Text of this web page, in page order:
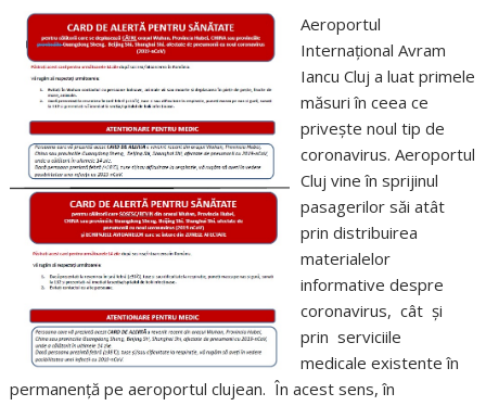
Aeroportul
Internațional Avram
Iancu Cluj a luat primele
măsuri în ceea ce
privește noul tip de
coronavirus. Aeroportul
Cluj vine în sprijinul
pasagerilor săi atât
prin distribuirea
materialelor
informative despre
coronavirus, cât și
prin serviciile
medicale existente în
permanență pe aeroportul clujean. În acest sens, în